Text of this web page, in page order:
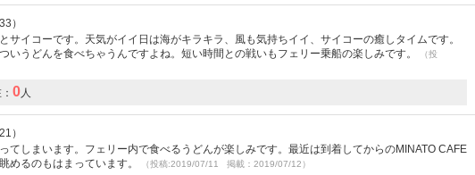
）
サイコーです。天気がイイ日は海がキラキラ、風も気持ちイイ、サイコーの癒しタイムです。
いうどんを食べちゃうんですよね。短い時間との戦いもフェリー乗船の楽しみです。
（投
0人
）
てしまいます。フェリー内で食べるうどんが楽しみです。最近は到着してからのMINATO CAFE
めるのもはまっています。
（投稿:2019/07/11 掲載：2019/07/12）